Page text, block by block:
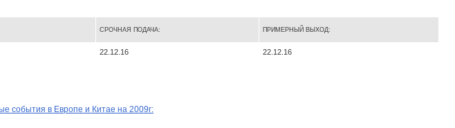
СРОЧНАЯ ПОДАЧА: ПРИМЕРНЫЙ ВЫХОД:
22.12.16 22.12.16
события в Европе и Китае на 2009г: